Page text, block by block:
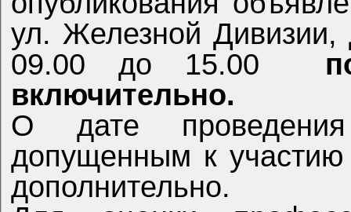
ул. Железной Дивизии, д.21-А/12, кабинет № 212 с
09.00 до 15.00
включительно.
О дате проведения конкурса претендентам,
допущенным к участию в
дополнительно.